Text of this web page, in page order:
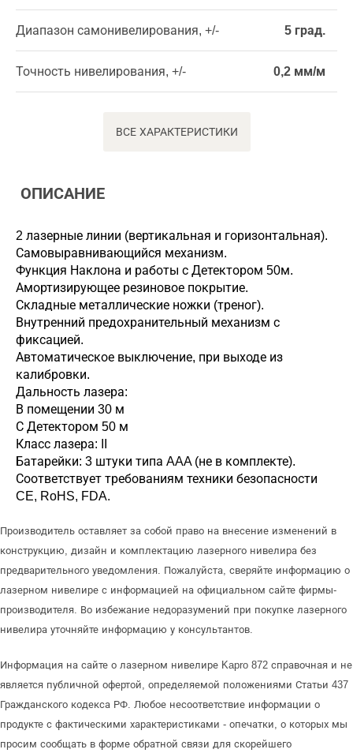
Диапазон самонивелирования, +/- 5 град.
Точность нивелирования, +/- 0,2 мм/м
ВСЕ ХАРАКТЕРИСТИКИ
ОПИСАНИЕ
2 лазерные линии (вертикальная и горизонтальная).
Самовыравнивающийся механизм.
Функция Наклона и работы с Детектором 50м.
Амортизирующее резиновое покрытие.
Складные металлические ножки (треног).
Внутренний предохранительный механизм с
фиксацией.
Автоматическое выключение, при выходе из
калибровки.
Дальность лазера:
В помещении 30 м
С Детектором 50 м
Класс лазера: II
Батарейки: 3 штуки типа AAA (не в комплекте).
Соответствует требованиям техники безопасности
CE, RoHS, FDA.
Производитель оставляет за собой право на внесение изменений в
конструкцию, дизайн и комплектацию лазерного нивелира без
предварительного уведомления. Пожалуйста, сверяйте информацию о
лазерном нивелире с информацией на официальном сайте фирмы-
производителя. Во избежание недоразумений при покупке лазерного
нивелира уточняйте информацию у консультантов.
Информация на сайте о лазерном нивелире Kapro 872 справочная и не
является публичной офертой, определяемой положениями Статьи 437
Гражданского кодекса РФ. Любое несоответствие информации о
продукте с фактическими характеристиками - опечатки, о которых мы
просим сообщать в форме обратной связи для скорейшего